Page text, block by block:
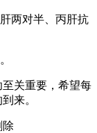
两对半、丙肝抗
关重要，希望每
来。
除